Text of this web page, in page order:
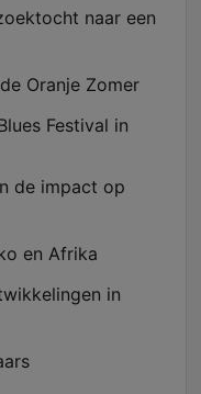
naar een
Oranje Zomer
Festival in
de impact op
en Afrika
in